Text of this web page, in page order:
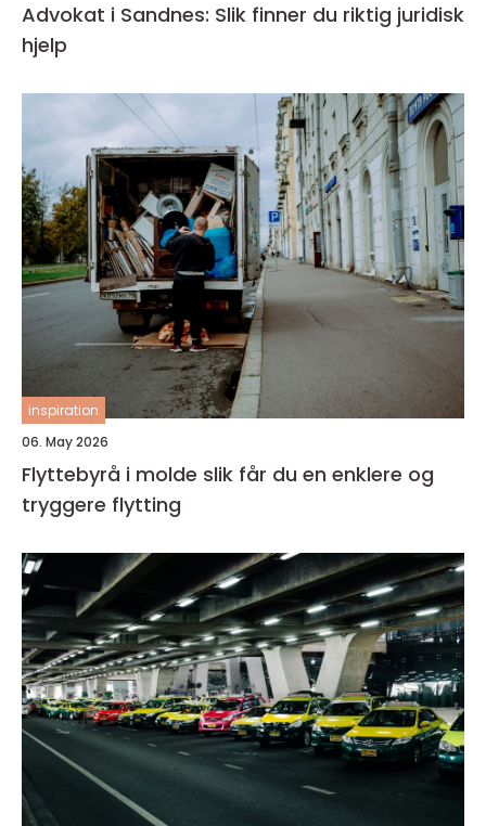
Advokat i Sandnes: Slik finner du riktig juridisk
hjelp
inspiration
06. May 2026
Flyttebyrå i molde slik får du en enklere og
tryggere flytting